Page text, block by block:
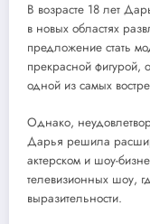
В возрасте 18 лет
в новых областях
предложение стать
прекрасной фигурой,
одной из самых
Однако,
Дарья решила
актерском и шоу-
телевизионных шоу,
выразительности.